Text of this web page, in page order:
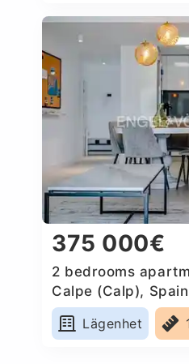
375 000€
2 bedrooms
Calpe (Calp), Spain
Lägenhet